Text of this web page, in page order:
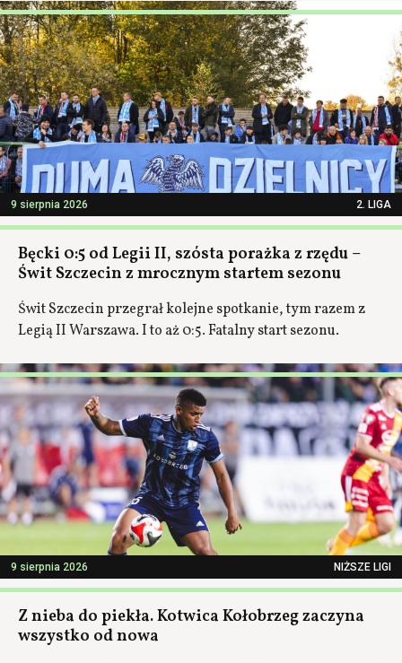
9 sierpnia 2026 2. LIGA
Bęcki 0:5 od Legii II, szósta porażka z rzędu –
Świt Szczecin z mrocznym startem sezonu
Świt Szczecin przegrał kolejne spotkanie, tym razem z
Legią II Warszawa. I to aż 0:5. Fatalny start sezonu.
9 sierpnia 2026 NIŻSZE LIGI
Z nieba do piekła. Kotwica Kołobrzeg zaczyna
wszystko od nowa